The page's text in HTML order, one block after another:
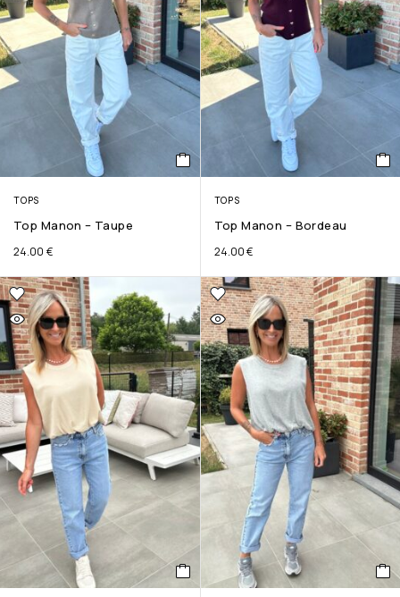
TOPS
Top Manon – Taupe
24.00 €
TOPS
Top Manon – Bordeau
24.00€